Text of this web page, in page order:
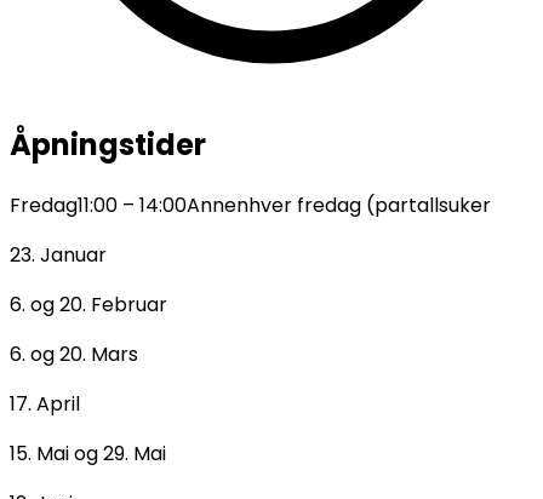
Åpningstider
Fredag11:00 – 14:00Annenhver fredag (partallsuker
23. Januar
6. og 20. Februar
6. og 20. Mars
17. April
15. Mai og 29. Mai